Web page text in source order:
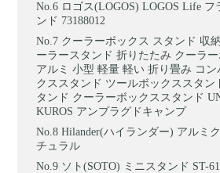
ロゴス(LOGOS) LOGOS Life フ
ンド 73188012
クーラーボックス スタンド 収
ーラースタンド 折りたたみ クーラ
アルミ 小型 軽量 軽い 折り畳み コン
クススタンド ツールボックススタン
タンド クーラーボックススタンド
KUROS アンプラグドキャンプ
Hilander(ハイランダー) アルミ
チュラル
ソト(SOTO) ミニスタンド ST-